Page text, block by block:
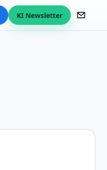
KI Newsletter